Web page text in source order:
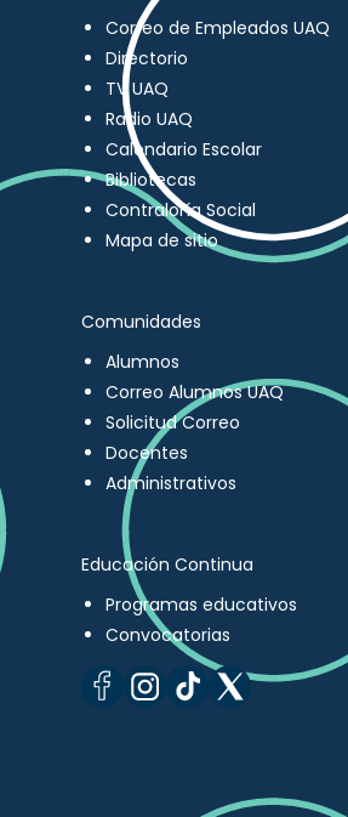
Correo de Empleados UAQ
Directorio
TV UAQ
Radio UAQ
Calendario Escolar
Bibliotecas
Contraloría Social
Mapa de sitio
Comunidades
Alumnos
Correo Alumnos UAQ
Solicitud Correo
Docentes
Administrativos
Educación Continua
Programas educativos
Convocatorias